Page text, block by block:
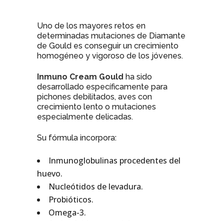
Uno de los mayores retos en
determinadas mutaciones de Diamante
de Gould es conseguir un crecimiento
homogéneo y vigoroso de los jóvenes.
Inmuno Cream Gould ha sido
desarrollado específicamente para
pichones debilitados, aves con
crecimiento lento o mutaciones
especialmente delicadas.
Su fórmula incorpora:
Inmunoglobulinas procedentes del
huevo.
Nucleótidos de levadura.
Probióticos.
Omega-3.